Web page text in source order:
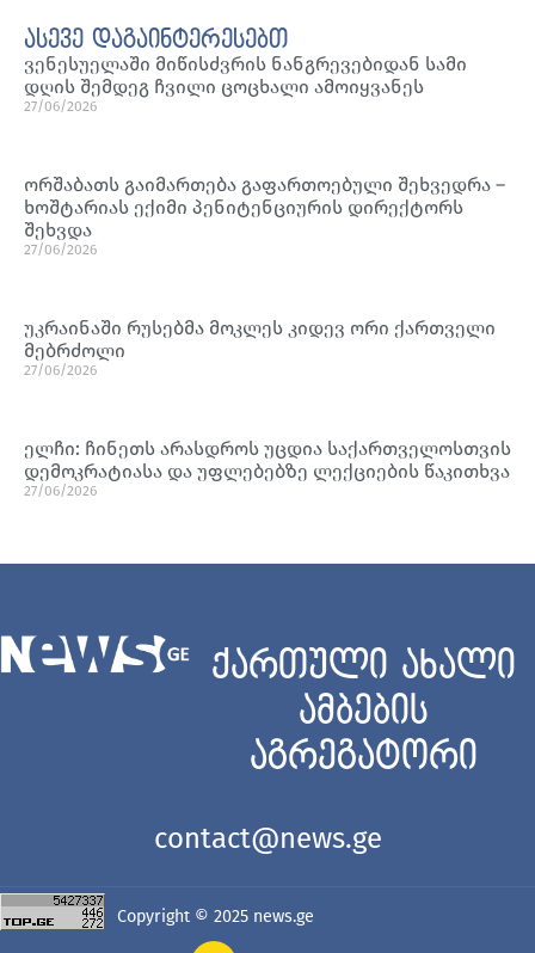
ასევე დაგაინტერესებთ
ვენესუელაში მიწისძვრის ნანგრევებიდან სამი
დღის შემდეგ ჩვილი ცოცხალი ამოიყვანეს
27/06/2026
ორშაბათს გაიმართება გაფართოებული შეხვედრა –
ხოშტარიას ექიმი პენიტენციურის დირექტორს
შეხვდა
27/06/2026
უკრაინაში რუსებმა მოკლეს კიდევ ორი ქართველი
მებრძოლი
27/06/2026
ელჩი: ჩინეთს არასდროს უცდია საქართველოსთვის
დემოკრატიასა და უფლებებზე ლექციების წაკითხვა
27/06/2026
ქართული ახალი
ამბების
აგრეგატორი
contact@news.ge
Copyright © 2025 news.ge